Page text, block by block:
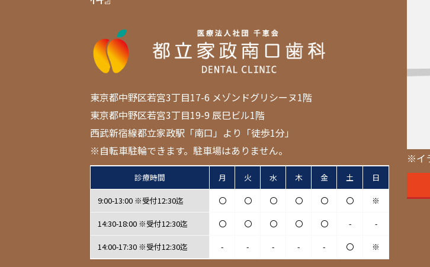
東京都中野区若宮3丁目17-6 メゾンドグリシーヌ1階
東京都中野区若宮3丁目19-9 辰巳ビル1階
西武新宿線都立家政駅「南口」より「徒歩1分」
※自転車駐輪できます。駐車場はありません。
診療時間 月 火 水 木 金 土 日
9:00-13:00 ※受付12:30迄 〇 〇 〇 〇 〇 〇 ※
14:30-18:00 ※受付12:30迄 〇 〇 〇 〇 〇 - -
14:00-17:30 ※受付12:30迄 - - - - - 〇 ※
※イ